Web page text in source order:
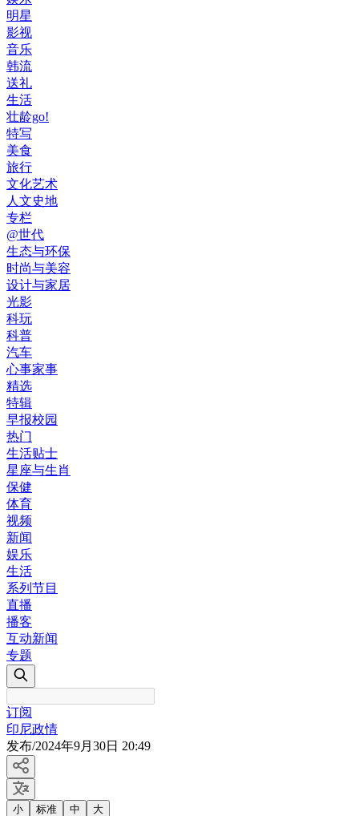
明星
影视
音乐
韩流
送礼
生活
壮龄go!
特写
美食
旅行
文化艺术
人文史地
专栏
@世代
生态与环保
时尚与美容
设计与家居
光影
科玩
科普
汽车
心事家事
精选
特辑
早报校园
热门
生活贴士
星座与生肖
保健
体育
视频
新闻
娱乐
生活
系列节目
直播
播客
互动新闻
专题
订阅
印尼政情
发布/2024年9月30日 20:49
小 标准 中 大